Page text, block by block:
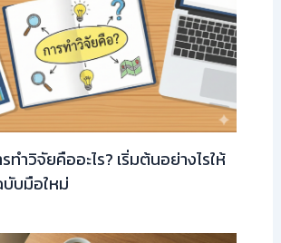
ทำวิจัยคืออะไร? เริ่มต้นอย่างไรให้
บมือใหม่